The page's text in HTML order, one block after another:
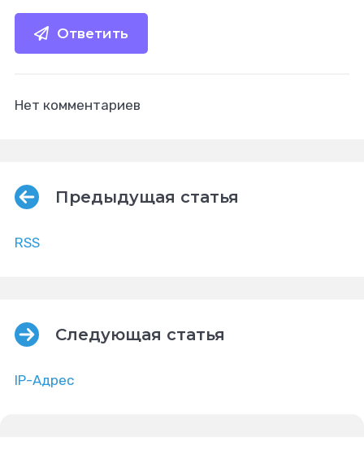
Ответить
Нет комментариев
Предыдущая статья
RSS
Следующая статья
IP-Адрес